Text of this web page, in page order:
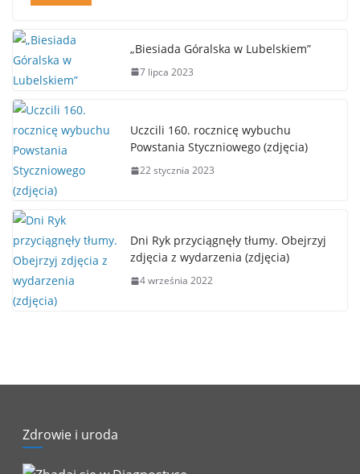
„Biesiada Góralska w Lubelskiem”
7 lipca 2023
Uczcili 160. rocznicę wybuchu
Powstania Styczniowego (zdjęcia)
22 stycznia 2023
Dni Ryk przyciągnęły tłumy. Obejrzyj
zdjęcia z wydarzenia (zdjęcia)
4 września 2022
Zdrowie i uroda